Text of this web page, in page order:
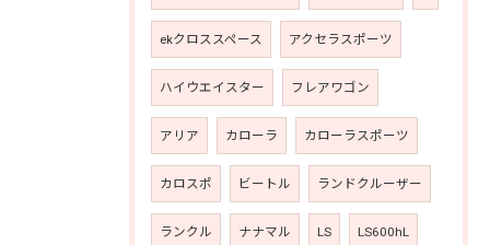
ekクロススペース アクセラスポーツ
ハイウエイスター フレアワゴン
アリア カローラ カローラスポーツ
カロスポ ビートル ランドクルーザー
ランクル ナナマル LS LS600hL